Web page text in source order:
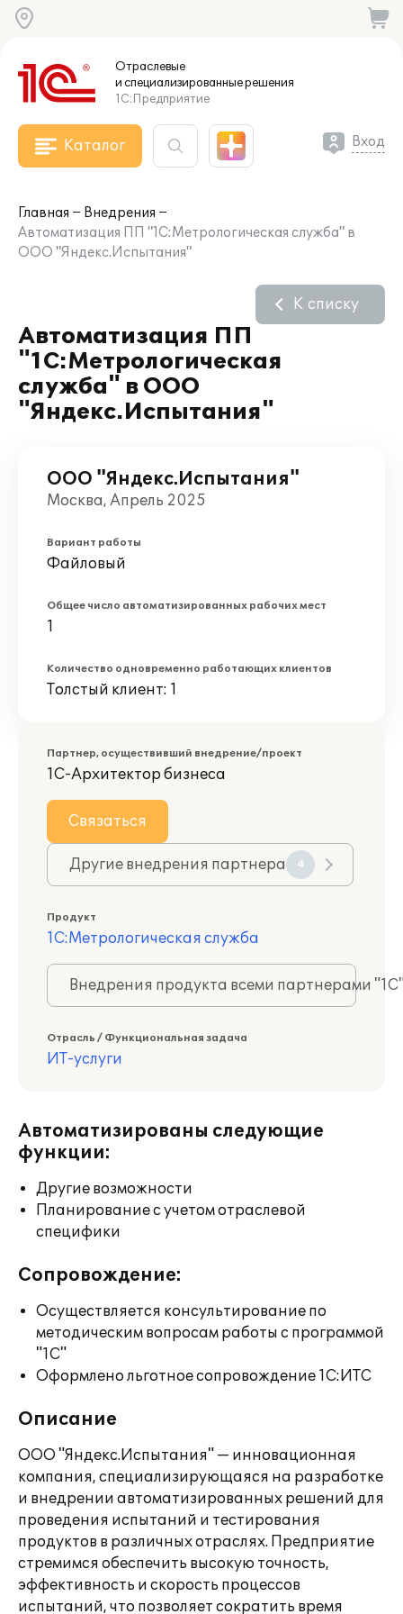
Отраслевые
и специализированныерешения
1С:Предприятие
Каталог Вход
Главная
Внедрения
Автоматизация ПП "1С:Метрологическая служба" в
ООО "Яндекс.Испытания"
Автоматизация ПП
"1С:Метрологическая
служба" в ООО
"Яндекс.Испытания"
К списку
ООО "Яндекс.Испытания"
Москва, Апрель 2025
Вариант работы
Файловый
Общее число автоматизированных рабочих мест
1
Количество одновременно работающих клиентов
Толстый клиент: 1
Партнер, осуществивший внедрение/проект
1С-Архитектор бизнеса
Связаться
Другие внедрения партнера 4
Продукт
1С:Метрологическая служба
Внедрения продукта всеми партнерами
Отрасль / Функциональная задача
ИТ-услуги
Автоматизированы следующие
функции:
Другие возможности
Планирование с учетом отраслевой
специфики
Сопровождение:
Осуществляется консультирование по
методическим вопросам работы с программой
"1С"
Оформлено льготное сопровождение 1С:ИТС
Описание
ООО "Яндекс.Испытания" — инновационная
компания, специализирующаяся на разработке
и внедрении автоматизированных решений для
проведения испытаний и тестирования
продуктов в различных отраслях. Предприятие
стремимся обеспечить высокую точность,
эффективность и скорость процессов
испытаний, что позволяет сократить время